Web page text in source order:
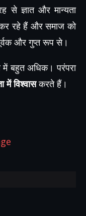
से ज्ञात और मान्यता
कर रहे हैं और समाज को
और गुप्त रूप से।
बहुत अधिक। परंपरा
में विश्वासकरते हैं।